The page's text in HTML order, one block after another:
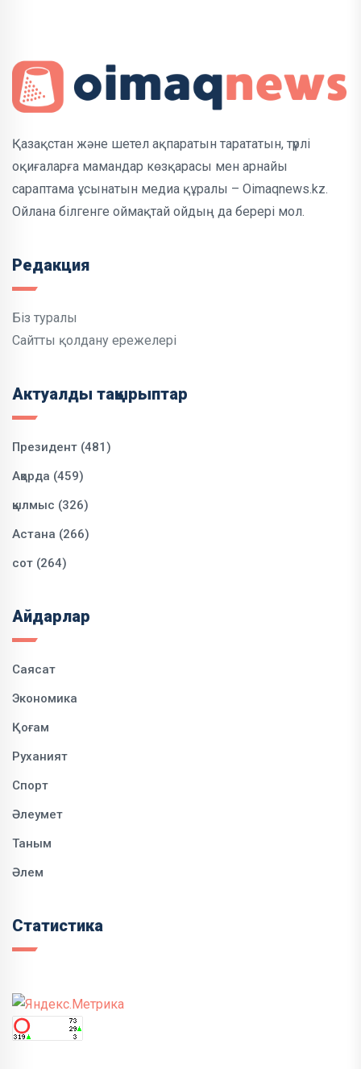
Қазақстан және шетел ақпаратын тарататын, түрлі
оқиғаларға мамандар көзқарасы мен арнайы
сараптама ұсынатын медиа құралы – Oimaqnews.kz.
Ойлана білгенге оймақтай ойдың да берері мол.
Редакция
Біз туралы
Сайтты қолдану ережелері
Актуалды тақырыптар
Президент (481)
Ақорда (459)
қылмыс (326)
Астана (266)
сот (264)
Айдарлар
Саясат
Экономика
Қоғам
Руханият
Спорт
Әлеумет
Таным
Әлем
Статистика